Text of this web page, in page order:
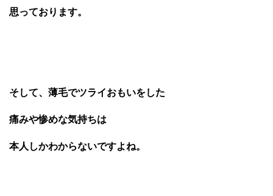
思っております。
そして、薄毛でツライおもいをした
痛みや惨めな気持ちは
本人しかわからないですよね。